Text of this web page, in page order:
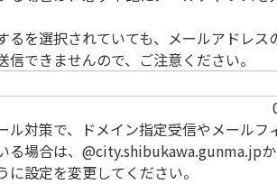
るを選択されていても、メールアドレス
信できませんので、ご注意ください。
ル対策で、ドメイン指定受信やメールフ
る場合は、@city.shibukawa.gunma.jp
に設定を変更してください。